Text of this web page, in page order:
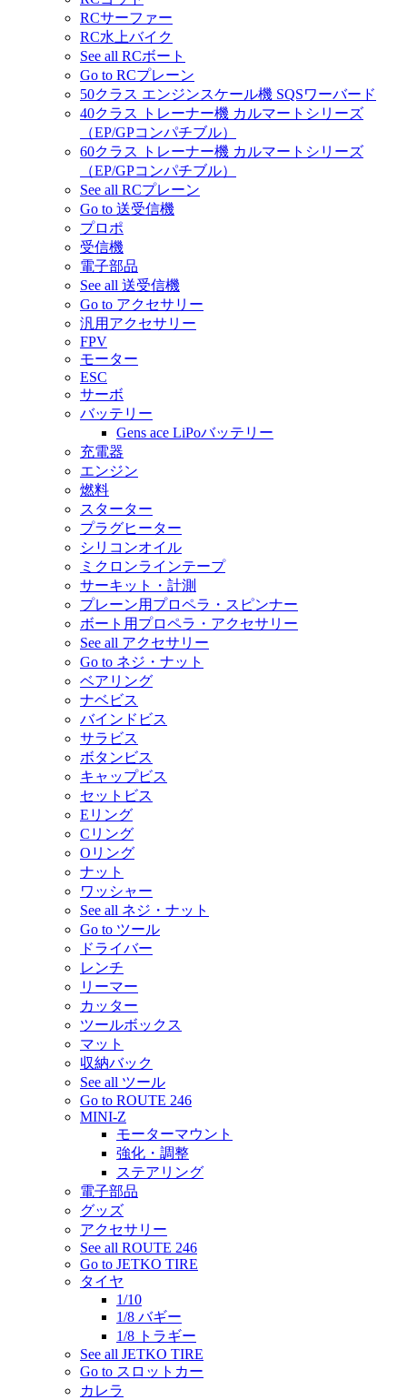
RCサーファー
RC水上バイク
See all RCボート
Go to RCプレーン
50クラス エンジンスケール機 SQSワーバード
40クラス トレーナー機 カルマートシリーズ
（EP/GPコンパチブル）
60クラス トレーナー機 カルマートシリーズ
（EP/GPコンパチブル）
See all RCプレーン
Go to 送受信機
プロポ
受信機
電子部品
See all 送受信機
Go to アクセサリー
汎用アクセサリー
FPV
モーター
ESC
サーボ
バッテリー
Gens ace LiPoバッテリー
充電器
エンジン
燃料
スターター
プラグヒーター
シリコンオイル
ミクロンラインテープ
サーキット・計測
プレーン用プロペラ・スピンナー
ボート用プロペラ・アクセサリー
See all アクセサリー
Go to ネジ・ナット
ベアリング
ナベビス
バインドビス
サラビス
ボタンビス
キャップビス
セットビス
Eリング
Cリング
Oリング
ナット
ワッシャー
See all ネジ・ナット
Go to ツール
ドライバー
レンチ
リーマー
カッター
ツールボックス
マット
収納バック
See all ツール
Go to ROUTE 246
MINI-Z
モーターマウント
強化・調整
ステアリング
電子部品
グッズ
アクセサリー
See all ROUTE 246
Go to JETKO TIRE
タイヤ
1/10
1/8 バギー
1/8 トラギー
See all JETKO TIRE
Go to スロットカー
カレラ